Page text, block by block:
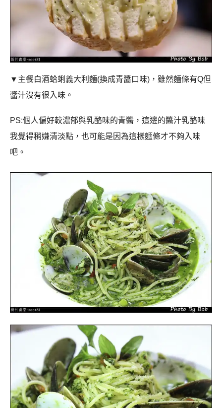
▼主餐白酒蛤蜊義大利麵(換成青醬口味) ，雖然麵條有Q但
醬汁沒有很入味。
PS:個人偏好較濃郁與乳酪味的青醬，這邊的醬汁乳酪味
我覺得稍嫌清淡點，也可能是因為這樣麵條才不夠入味
吧。